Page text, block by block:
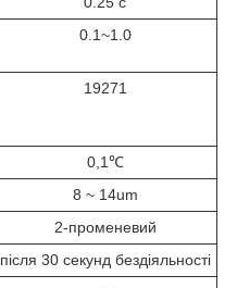
0.1~1.0
19271
0,1℃
8 ~ 14um
2-променевий
після 30 секунд бездіяльності